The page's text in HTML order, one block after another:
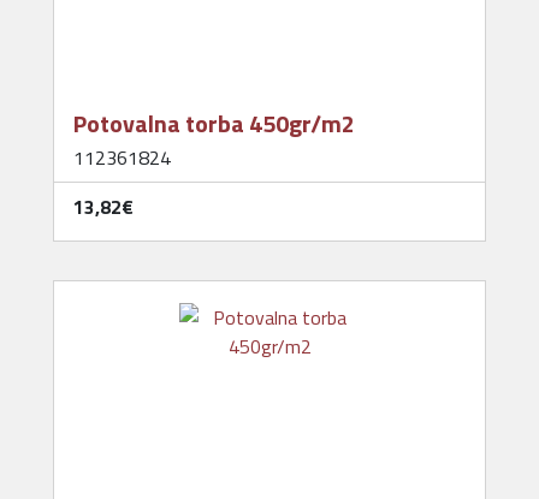
Potovalna torba 450gr/m2
112361824
13,82‎€